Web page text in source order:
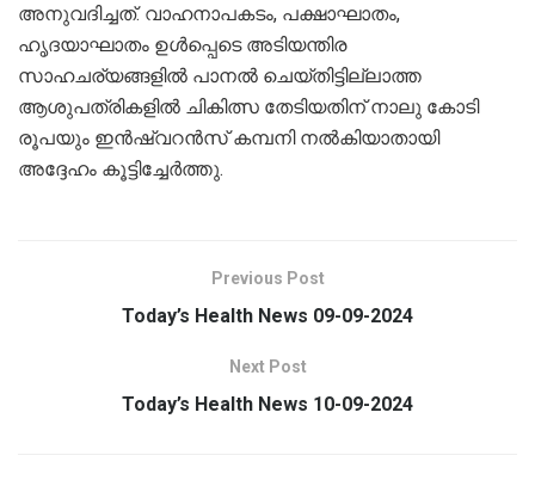
അനുവദിച്ചത്. വാഹനാപകടം, പക്ഷാഘാതം,
ഹൃദയാഘാതം ഉള്‍പ്പെടെ അടിയന്തിര
സാഹചര്യങ്ങളില്‍ പാനല്‍ ചെയ്തിട്ടില്ലാത്ത
ആശുപത്രികളില്‍ ചികിത്സ തേടിയതിന് നാലു കോടി
രൂപയും ഇന്‍ഷ്വറന്‍സ് കമ്പനി നല്‍കിയാതായി
അദ്ദേഹം കൂട്ടിച്ചേര്‍ത്തു.
Previous Post
Today’s Health News 09-09-2024
Next Post
Today’s Health News 10-09-2024